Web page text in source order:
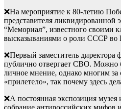
❌На мероприятие к 80-летию
представителя ликвидированной
“Мемориал”, известного своими
высказываниями о роли СССР во
❌Первый заместитель
публично отвергает СВО. Можно
личное мнение, однако многим
«прилетело», так почему здесь
❌А постоянная экспозиция музея